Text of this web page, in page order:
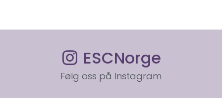
ESCNorge
Følg oss på Instagram